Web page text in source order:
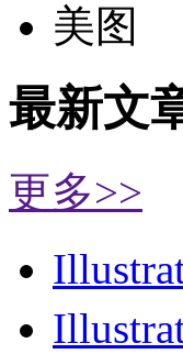
美图
最新文
更多>>